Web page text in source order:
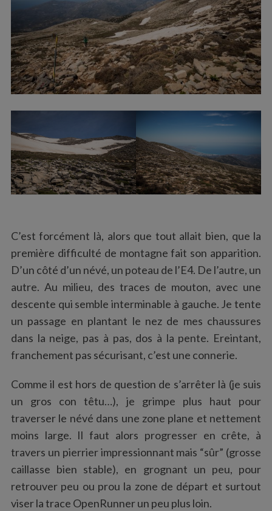
C’est forcément là, alors que tout allait bien, que la
première difficulté de montagne fait son apparition.
D’un côté d’un névé, un poteau de l’E4. De l’autre, un
autre. Au milieu, des traces de mouton, avec une
descente qui semble interminable à gauche. Je tente
un passage en plantant le nez de mes chaussures
dans la neige, pas à pas, dos à la pente. Ereintant,
franchement pas sécurisant, c’est une connerie.
Comme il est hors de question de s’arrêter là (je suis
un gros con têtu…), je grimpe plus haut pour
traverser le névé dans une zone plane et nettement
moins large. Il faut alors progresser en crête, à
travers un pierrier impressionnant mais “sûr” (grosse
caillasse bien stable), en grognant un peu, pour
retrouver peu ou prou la zone de départ et surtout
viser la trace OpenRunner un peu plus loin.